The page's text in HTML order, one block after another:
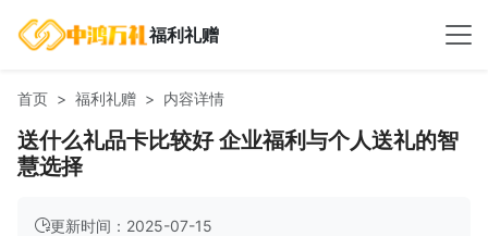
福利礼赠
首页 福利礼赠 内容详情
送什么礼品卡比较好 企业福利与个人送礼的智
慧选择
更新时间：2025-07-15